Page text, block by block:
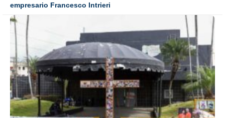
empresario Francesco Intrieri